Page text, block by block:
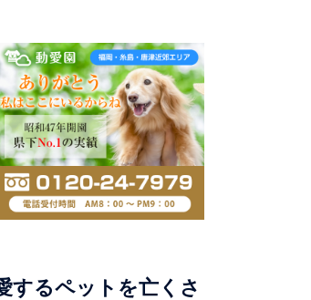
するペットを亡くさ